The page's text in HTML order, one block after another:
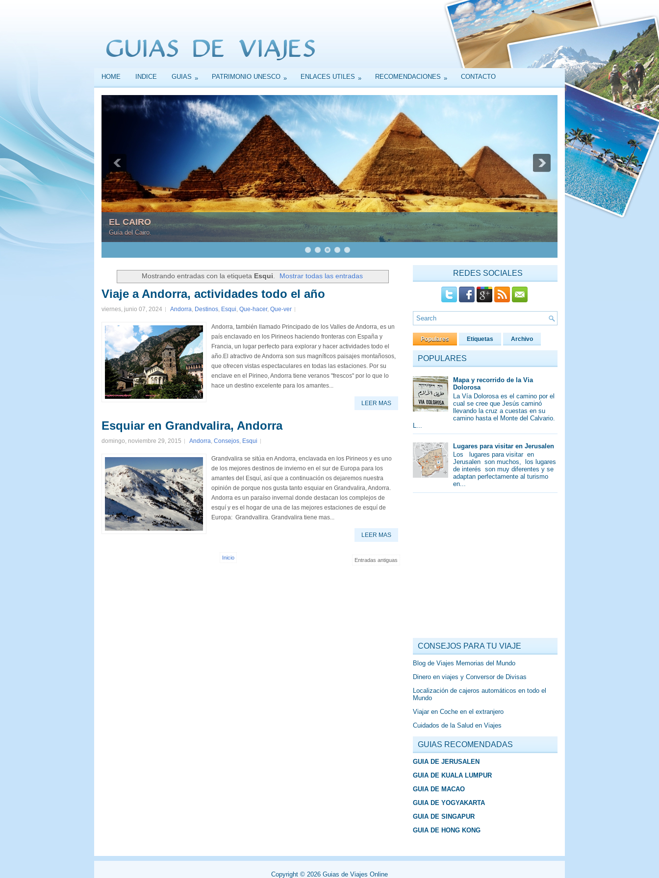
HOME INDICE GUIAS » PATRIMONIO UNESCO » ENLACES UTILES » RECOMENDACIONES » CONTACTO
EL CAIRO
Guía del Cairo.
Mostrando entradas con la etiqueta Esqui. Mostrar todas las entradas
Viaje a Andorra, actividades todo el año
viernes, junio 07, 2024 Andorra Destinos Esqui Que-hacer, Que-ver
Andorra, también llamado Principado de los Valles de Andorra, es un
país enclavado en los Pirineos haciendo fronteras con España y
Francia, un lugar perfecto para explorar y hacer actividades todo el
año.El atractivo de Andorra son sus magníficos paisajes montañosos,
que ofrecen vistas espectaculares en todas las estaciones. Por su
enclave en el Pirineo, Andorra tiene veranos "frescos" por lo que lo
hace un destino excelente para los amantes...
LEER MAS
Esquiar en Grandvalira, Andorra
domingo, noviembre 29, 2015 Andorra Consejos Esqui
Grandvalira se sitúa en Andorra, enclavada en los Pirineos y es uno
de los mejores destinos de invierno en el sur de Europa para los
amantes del Esquí, así que a continuación os dejaremos nuestra
opinión de porque nos gusta tanto esquiar en Grandvalira, Andorra.
Andorra es un paraíso invernal donde destacan los complejos de
esquí y es el hogar de una de las mejores estaciones de esquí de
Europa: Grandvallira. Grandvalira tiene mas...
LEER MAS
Entradas antiguas
Inicio
REDES SOCIALES
Populares Etiquetas Archivo
POPULARES
Mapa y recorrido de la Via
Dolorosa
La Vía Dolorosa es el camino por el
cual se cree que Jesús caminó
llevando la cruz a cuestas en su
camino hasta el Monte del Calvario.
L...
Lugares para visitar en Jerusalen
Los lugares para visitar en
Jerusalen son muchos, los lugares
de interés son muy diferentes y se
adaptan perfectamente al turismo
en...
CONSEJOS PARA TU VIAJE
Blog de Viajes Memorias del Mundo
Dinero en viajes y Conversor de Divisas
Localización de cajeros automáticos en todo el
Mundo
Viajar en Coche en el extranjero
Cuidados de la Salud en Viajes
GUIAS RECOMENDADAS
GUIA DE JERUSALEN
GUIA DE KUALA LUMPUR
GUIA DE MACAO
GUIA DE YOGYAKARTA
GUIA DE SINGAPUR
GUIA DE HONG KONG
Copyright © 2026 Guias de Viajes Online